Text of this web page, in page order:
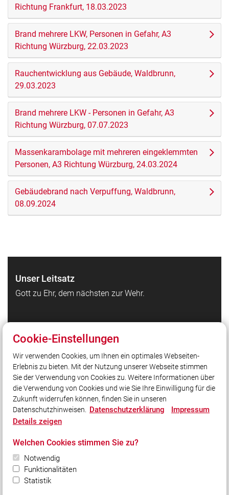
Richtung Frankfurt, 18.03.2023
Brand mehrere LKW, Personen in Gefahr, A3
Richtung Würzburg, 22.03.2023
Rauchentwicklung aus Gebäude, Waldbrunn,
29.03.2023
Brand mehrere LKW - Personen in Gefahr, A3
Richtung Würzburg, 07.07.2023
Massenkarambolage mit mehreren eingeklemmten
Personen, A3 Richtung Würzburg, 24.03.2024
Gebäudebrand nach Verpuffung, Waldbrunn,
08.09.2024
Unser Leitsatz
Gott zu Ehr, dem nächsten zur Wehr.
Feuerwehr Waldbrunn auf Facebook
Feuerwehr Waldbrunn auf Instagram
Kreisfeuerwehrverband Würzburg
Homepage Gemeinde Waldbrunn
Social Media
Bleiben Sie mit uns in Kontakt und vernetzen Sie sich
mit uns!
Cookie-Einstellungen
Wir verwenden Cookies, um Ihnen ein optimales Webseiten-
Erlebnis zu bieten. Mit der Nutzung unserer Webseite stimmen
Sie der Verwendung von Cookies zu. Weitere Informationen über
die Verwendung von Cookies und wie Sie Ihre Einwilligung für die
Zukunft widerrufen können, finden Sie in unseren
Datenschutzhinweisen. Datenschutzerklärung
Impressum
Details zeigen
Welchen Cookies stimmen Sie zu?
Notwendig
Funktionalitäten
Statistik